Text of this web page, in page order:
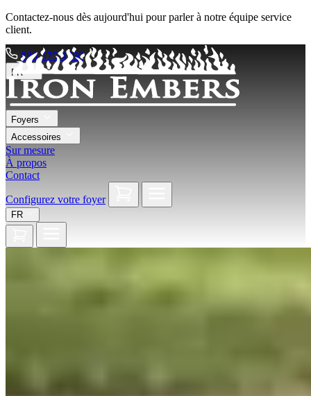
Contactez-nous dès aujourd'hui pour parler à notre équipe service
client.
888-575-4766
FR
Foyers
Accessoires
Sur mesure
À propos
Contact
Configurez votre foyer
FR